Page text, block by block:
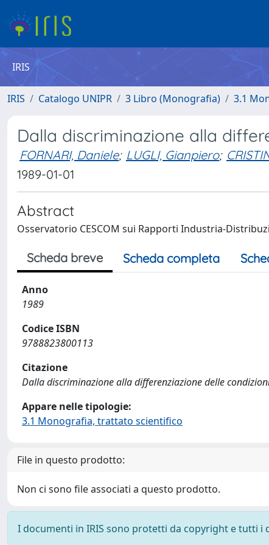
IRIS
IRIS Catalogo UNIPR 3 Libro (Monografia) 3.1
Dalla discriminazione alla
FORNARI, Daniele; LUGLI, Gianpiero;
1989-01-01
Abstract
Osservatorio CESCOM sui Rapporti Industria-
Scheda breve Scheda completa
Anno
1989
Codice ISBN
9788823800113
Citazione
Dalla discriminazione alla differenziazione delle
Appare nelle tipologie:
3.1 Monografia, trattato scientifico
File in questo prodotto:
Non ci sono file associati a questo prodotto.
I documenti in IRIS sono protetti da copyright e tutti i